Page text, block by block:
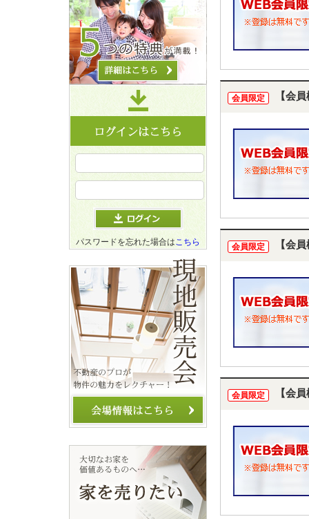
会員限定 【会
会員限定 【会
会員限定 【会
パスワードを忘れた場合はこちら